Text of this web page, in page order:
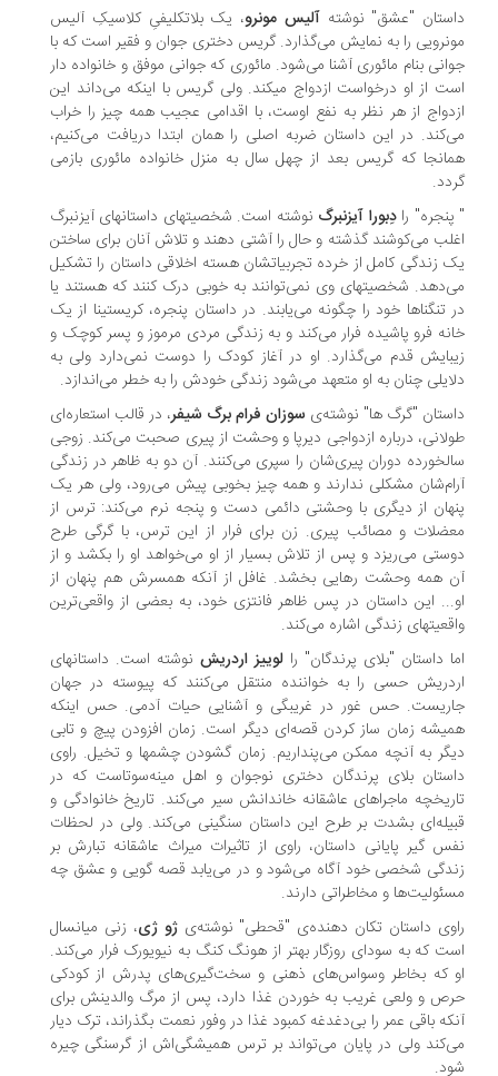
"عشق" نوشتهآلیس مونرو، یک بلاتکلیفیِ کلاسیکِ آلیس
را به نمایش می‌گذارد. گریس دختری جوان و فقیر است که با
بنام مائوری آشنا می‌شود. مائوری که جوانی موفق و خانواده دار
از او درخواست ازدواج میکند. ولی گریس با اینکه می‌داند این
از هر نظر به نفع اوست، با اقدامی عجیب همه چیز را خراب
در این داستان ضربه اصلی را همان ابتدا دریافت می‌کنیم،
که گریس بعد از چهل سال به منزل خانواده مائوری بازمی
رادِبورا آیزنبرگنوشته است. شخصیتهای داستانهای آیزنبرگ
می‌کوشند گذشته و حال را آشتی دهند و تلاش آنان برای ساختن
زندگی کامل از خرده تجربیاتشان هسته اخلاقی داستان را تشکیل
شخصیتهای وی نمی‌توانند به خوبی درک کنند که هستند یا
تنگناها خود را چگونه می‌یابند. در داستان پنجره، کریستینا از یک
فرو پاشیده فرار می‌کند و به زندگی مردی مرموز و پسر کوچک و
قدم می‌گذارد. او در آغاز کودک را دوست نمی‌دارد ولی به
چنان به او متعهد می‌شود زندگی خودش را به خطر می‌اندازد.
"گرگ ها" نوشته‌یسوزان فرام برگ شیفر، در قالب استعاره‌ای
درباره ازدواجی دیرپا و وحشت از پیری صحبت می‌کند. زوجی
دوران پیری‌شان را سپری می‌کنند. آن دو به ظاهر در زندگی
مشکلی ندارند و همه چیز بخوبی پیش می‌رود، ولی هر یک
از دیگری با وحشتی دائمی دست و پنجه نرم می‌کند: ترس از
و مصائب پیری. زن برای فرار از این ترس، با گرگی طرح
می‌ریزد و پس از تلاش بسیار از او می‌خواهد او را بکشد و از
همه وحشت رهایی بخشد. غافل از آنکه همسرش هم پنهان از
این داستان در پس ظاهر فانتزی خود، به بعضی از واقعی‌ترین
زندگی اشاره می‌کند.
داستان "بلای پرندگان" رالوییز اردریشنوشته است. داستانهای
حسی را به خواننده منتقل می‌کنند که پیوسته در جهان
حس غور در غریبگی و آشنایی حیات آدمی. حس اینکه
زمان ساز کردن قصه‌ای دیگر است. زمان افزودن پیچ و تابی
به آنچه ممکن می‌پنداریم. زمان گشودن چشمها و تخیل. راوی
بلای پرندگان دختری نوجوان و اهل مینه‌سوتاست که در
ماجراهای عاشقانه خاندانش سیر می‌کند. تاریخ خانوادگی و
بشدت بر طرح این داستان سنگینی می‌کند. ولی در لحظات
گیر پایانی داستان، راوی از تاثیرات میراث عاشقانه تبارش بر
شخصی خود آگاه می‌شود و در می‌یابد قصه گویی و عشق چه
و مخاطراتی دارند.
داستان تکان دهنده‌ی "قحطی" نوشته‌یژو ژی ، زنی میانسال
که به سودای روزگار بهتر از هونگ کنگ به نیویورک فرار می‌کند.
که بخاطر وسواس‌های ذهنی و سخت‌گیری‌های پدرش از کودکی
و ولعی غریب به خوردن غذا دارد، پس از مرگ والدینش برای
باقی عمر را بی‌دغدغه کمبود غذا در وفور نعمت بگذراند، ترک دیار
ولی در پایان می‌تواند بر ترس همیشگی‌اش از گرسنگی چیره